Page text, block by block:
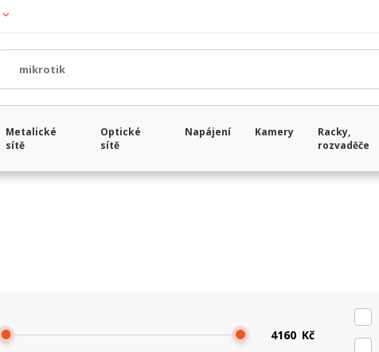
Metalické
sítě
Optické
sítě
Napájení Kamery
Racky,
rozvaděče
Kč